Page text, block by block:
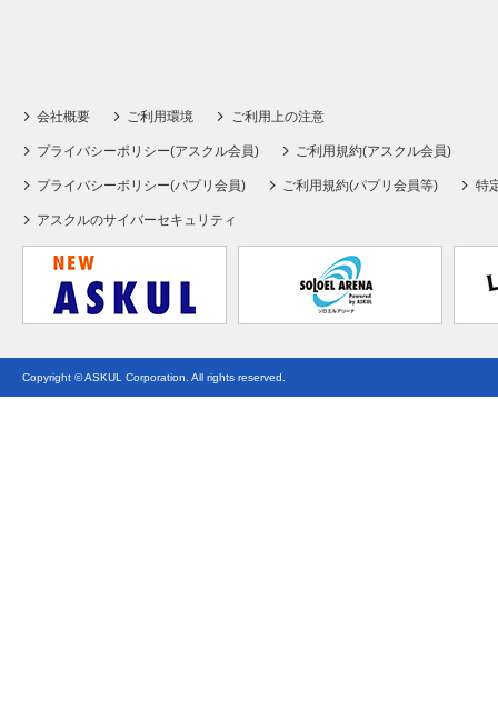
会社概要 ご利用環境 ご利用上の注意
プライバシーポリシー(アスクル会員) ご利用規約(アスクル会員)
プライバシーポリシー(パプリ会員) ご利用規約(パプリ会員等) 特
アスクルのサイバーセキュリティ
Copyright © ASKUL Corporation. All rights reserved.